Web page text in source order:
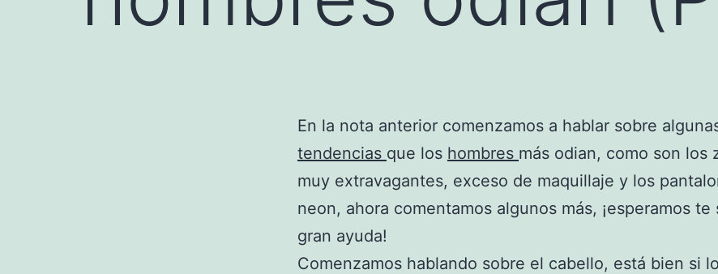
En la nota anterior comenzamos a hablar sobre
tendencias que los hombres más odian, como son los
muy extravagantes, exceso de maquillaje y los
neon, ahora comentamos algunos más, ¡esperamos te
gran ayuda!
Comenzamos hablando sobre el cabello, está bien si